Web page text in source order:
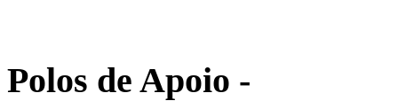
Polos de Apoio -